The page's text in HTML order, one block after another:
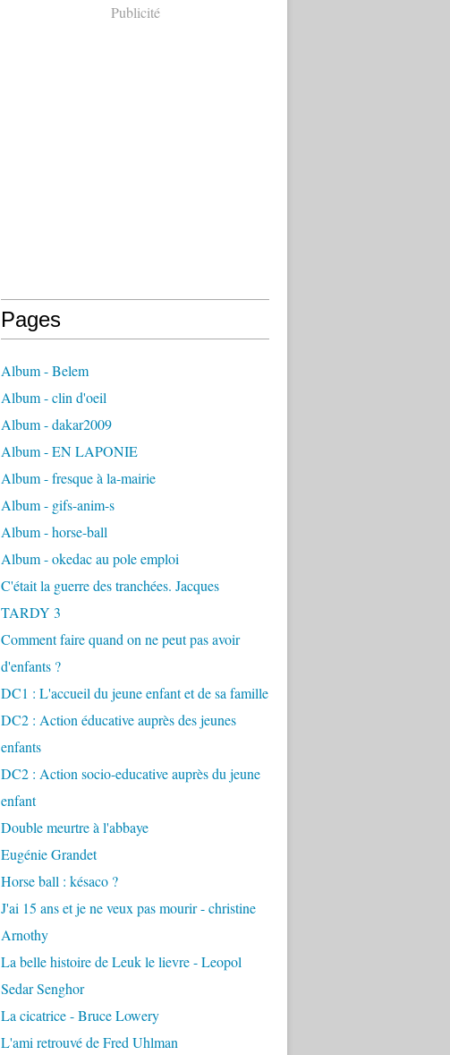
Publicité
Pages
Album - Belem
Album - clin d'oeil
Album - dakar2009
Album - EN LAPONIE
Album - fresque à la-mairie
Album - gifs-anim-s
Album - horse-ball
Album - okedac au pole emploi
C'était la guerre des tranchées. Jacques
TARDY 3
Comment faire quand on ne peut pas avoir
d'enfants ?
DC1 : L'accueil du jeune enfant et de sa famille
DC2 : Action éducative auprès des jeunes
enfants
DC2 : Action socio-educative auprès du jeune
enfant
Double meurtre à l'abbaye
Eugénie Grandet
Horse ball : késaco ?
J'ai 15 ans et je ne veux pas mourir - christine
Arnothy
La belle histoire de Leuk le lievre - Leopol
Sedar Senghor
La cicatrice - Bruce Lowery
L'ami retrouvé de Fred Uhlman